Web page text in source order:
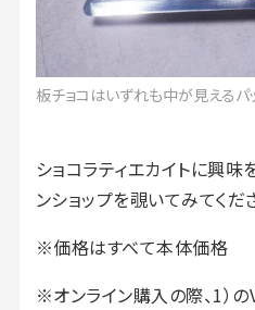
板チョコはいずれも中が見える
ショコラティエカイトに興味
ンショップを覗いてみてくだ
※価格はすべて本体価格
※オンライン購入の際、1）